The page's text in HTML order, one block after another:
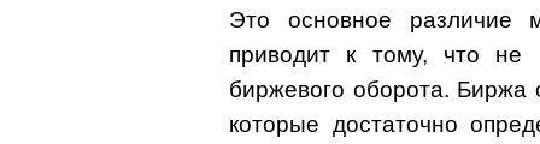
Это основное различие
приводит к тому, что не
биржевого оборота. Биржа
которые достаточно